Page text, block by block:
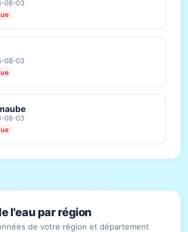
08-03
08-03
08-03
l'eau par région
de votre région et département